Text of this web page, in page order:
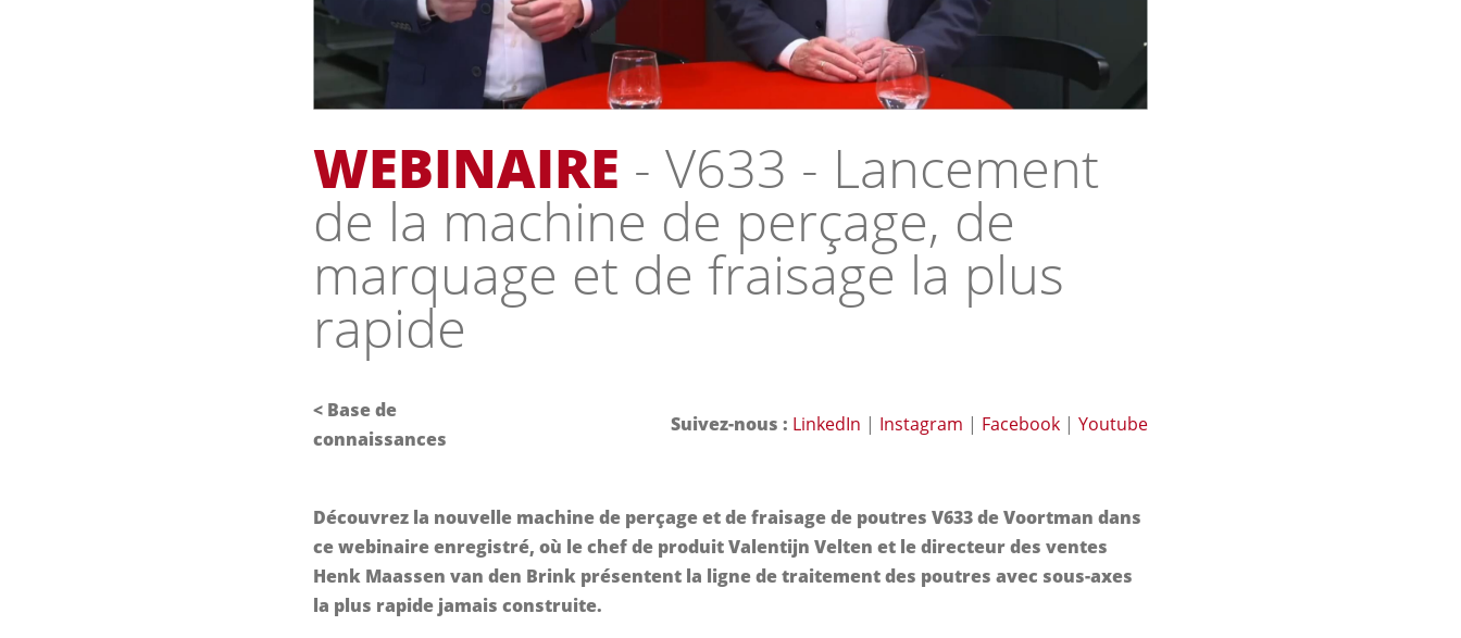
WEBINAIRE - V633 - Lancement
de la machine de perçage, de
marquage et de fraisage la plus
rapide
< Base de
connaissances
Suivez-nous : LinkedIn | Instagram | Facebook | Youtube
Découvrez la nouvelle machine de perçage et de fraisage de poutres V633 de Voortman dans
ce webinaire enregistré, où le chef de produit Valentijn Velten et le directeur des ventes
Henk Maassen van den Brink présentent la ligne de traitement des poutres avec sous-axes
la plus rapide jamais construite.